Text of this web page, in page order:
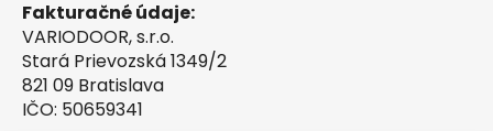
Fakturačné údaje:
VARIODOOR, s.r.o.
Stará Prievozská 1349/2
821 09 Bratislava
IČO: 50659341